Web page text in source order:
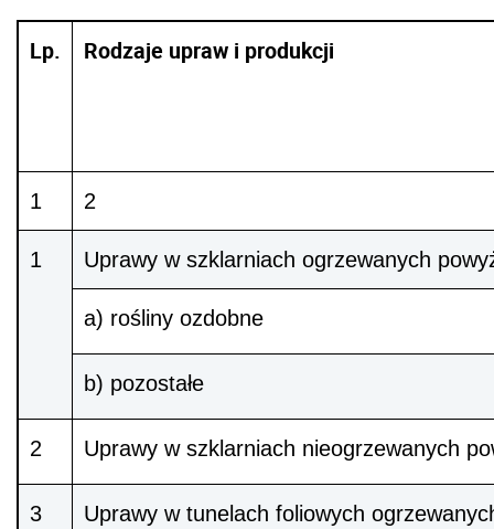
Lp. Rodzaje upraw i produkcji
1 2
1 Uprawy w szklarniach ogrzewanych
a) rośliny ozdobne
b) pozostałe
2 Uprawy w szklarniach nieogrzewanych
3 Uprawy w tunelach foliowych